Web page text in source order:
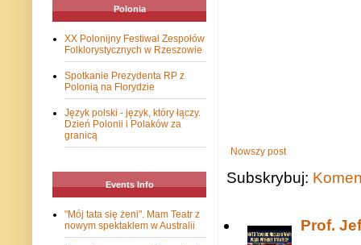
Nowszy post
Subskrybuj:
Prof.
Polonia
XX Polonijny Festiwal Zespołów
Folklorystycznych w Rzeszowie
Spotkanie Prezydenta RP z
Polonią na Florydzie
Język polski - język, który łączy.
Dzień Polonii i Polaków za
granicą
Events Info
"Mój tata się żeni". Mam Teatr z
nowym spektaklem w Australii